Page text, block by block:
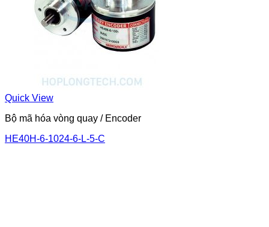
Quick View
Bộ mã hóa vòng quay / Encoder
HE40H-6-1024-6-L-5-C